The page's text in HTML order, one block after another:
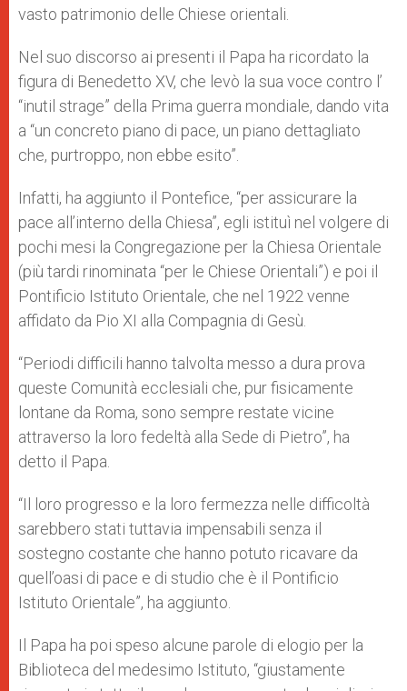
vasto patrimonio delle Chiese orientali.
Nel suo discorso ai presenti il Papa ha ricordato la
figura di Benedetto XV, che levò la sua voce contro l’
“inutil strage” della Prima guerra mondiale, dando vita
a “un concreto piano di pace, un piano dettagliato
che, purtroppo, non ebbe esito”.
Infatti, ha aggiunto il Pontefice, “per assicurare la
pace all’interno della Chiesa”, egli istituì nel volgere di
pochi mesi la Congregazione per la Chiesa Orientale
(più tardi rinominata “per le Chiese Orientali”) e poi il
Pontificio Istituto Orientale, che nel 1922 venne
affidato da Pio XI alla Compagnia di Gesù.
“Periodi difficili hanno talvolta messo a dura prova
queste Comunità ecclesiali che, pur fisicamente
lontane da Roma, sono sempre restate vicine
attraverso la loro fedeltà alla Sede di Pietro”, ha
detto il Papa.
“Il loro progresso e la loro fermezza nelle difficoltà
sarebbero stati tuttavia impensabili senza il
sostegno costante che hanno potuto ricavare da
quell’oasi di pace e di studio che è il Pontificio
Istituto Orientale”, ha aggiunto.
Il Papa ha poi speso alcune parole di elogio per la
Biblioteca del medesimo Istituto, “giustamente